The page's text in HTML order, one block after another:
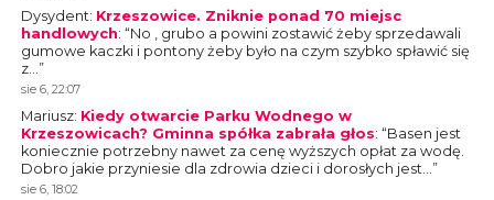
Dysydent: Krzeszowice. Zniknie ponad 70 miejsc
handlowych: “No , grubo a powini zostawić żeby sprzedawali
gumowe kaczki i pontony żeby było na czym szybko spławić się
z…”
sie 6, 22:07
Mariusz: Kiedy otwarcie Parku Wodnego w
Krzeszowicach? Gminna spółka zabrała głos: “Basen jest
koniecznie potrzebny nawet za cenę wyższych opłat za wodę.
Dobro jakie przyniesie dla zdrowia dzieci i dorosłych jest…”
sie 6, 18:02